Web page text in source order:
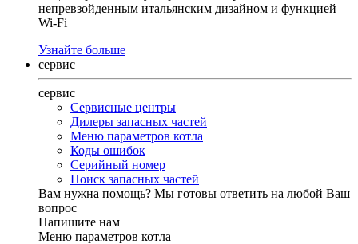
непревзойденным итальянским дизайном и функцией
Wi-Fi
Узнайте больше
сервис
сервис
Сервисные центры
Дилеры запасных частей
Меню параметров котла
Коды ошибок
Серийный номер
Поиск запасных частей
Вам нужна помощь? Мы готовы ответить на любой Ваш
вопрос
Напишите нам
Меню параметров котла